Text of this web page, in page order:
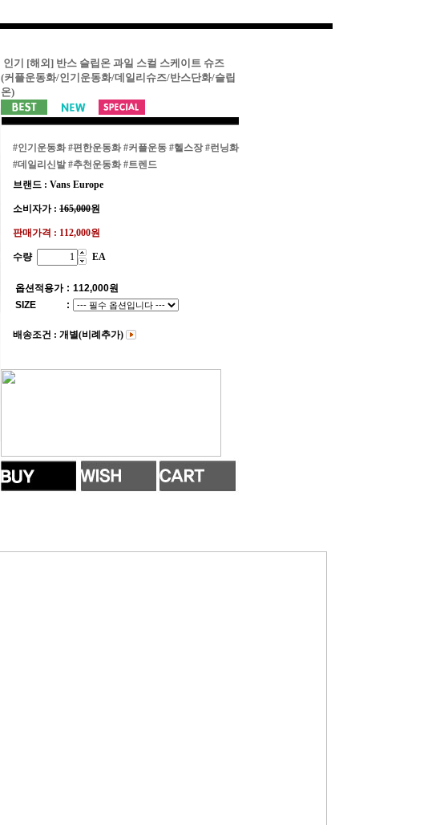
인기 [해외] 반스 슬립온 과일 스컬 스케이트 슈즈
(커플운동화/인기운동화/데일리슈즈/반스단화/슬립
온)
#인기운동화 #편한운동화 #커플운동 #헬스장 #런닝화
#데일리신발 #추천운동화 #트렌드
브랜드 : Vans Europe
소비자가 : 165,000원
판매가격 : 112,000원
수량 EA
옵션적용가 : 112,000원
SIZE
:
배송조건 : 개별(비례추가)